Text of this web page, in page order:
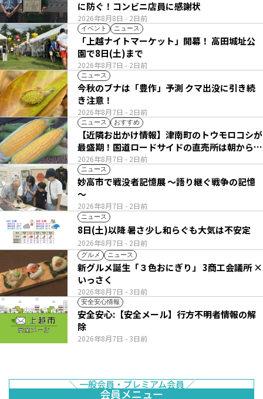
2026年8月8日 - 2日前
に防ぐ！コンビニ店員に感謝状
イベント ニュース
2026年8月7日 - 2日前
「上越ナイトマーケット」開幕！ 高田城址公
園で8日(土)まで
ニュース
2026年8月7日 - 2日前
今秋のブナは「豊作」予測 クマ出没に引き続
き注意！
ニュース おすすめ
2026年8月7日 - 2日前
【近隣お出かけ情報】津南町のトウモロコシが
最盛期！国道ロードサイドの直売所は朝から長
い列
ニュース
2026年8月7日 - 2日前
妙高市で戦没者記憶展 ～語り継ぐ戦争の記憶
～
ニュース
2026年8月7日 - 2日前
8日(土)以降 暑さ少し和らぐも大気は不安定
グルメ ニュース
2026年8月7日 - 3日前
新グルメ誕生「３色おにぎり」 3商工会議所 ×
いっさく
安全安心情報
2026年8月7日 - 3日前
安全安心:【安全メール】行方不明者情報の解
除